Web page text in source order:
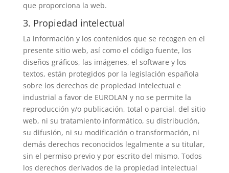
que proporciona la web.
3. Propiedad intelectual
La información y los contenidos que se recogen en el
presente sitio web, así como el código fuente, los
diseños gráficos, las imágenes, el software y los
textos, están protegidos por la legislación española
sobre los derechos de propiedad intelectual e
industrial a favor de EUROLAN y no se permite la
reproducción y/o publicación, total o parcial, del sitio
web, ni su tratamiento informático, su distribución,
su difusión, ni su modificación o transformación, ni
demás derechos reconocidos legalmente a su titular,
sin el permiso previo y por escrito del mismo. Todos
los derechos derivados de la propiedad intelectual